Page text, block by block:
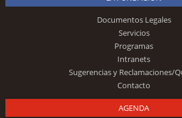
Documentos Legales
Servicios
Programas
Intranets
Sugerencias y Reclamaciones/
Contacto
AGENDA